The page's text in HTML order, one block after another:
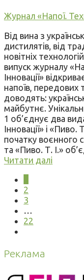
Журнал «Напої.
Від вина з
дистилятів, від
новітніх
випуск журналу
Інновації»
напоїв, передових
доводять:
майбутнє.
1 об’єднує два
Інновації» і «Пиво.
початку воєнного
та «Пиво. Т. І.»
Читати далі
2
3
…
22
Реклама